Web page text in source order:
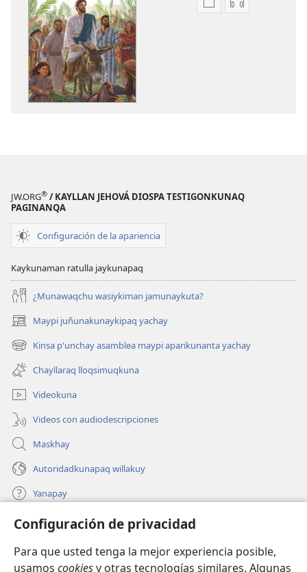
Configuración de privacidad
Para que usted tenga la mejor experiencia posible,
usamos cookiesy otras tecnologías similares. Algunas
KaypiKaypin
JW.ORG® / KAYLLAN JEHOVÁ DIOSPA TESTIGONKUNAQ
PAGINANQA
Configuración de la apariencia
Kaykunaman ratulla jaykunapaq
¿Munawaqchu wasiykiman jamunaykuta?
Maypi juñunakunaykipaq yachay
(abre
una
nueva
ventana)
Kinsa p'unchay asamblea maypi aparikunanta yachay
(abre
una
nueva
ventana)
Chayllaraq lloqsimuqkuna
Videokuna
Videos con audiodescripciones
Maskhay
Autoridadkunapaq willakuy
Yanapay
Donacionta churanapaq
una
nuevaINTERNETPI QELQANCHISKUNA Watchtower™